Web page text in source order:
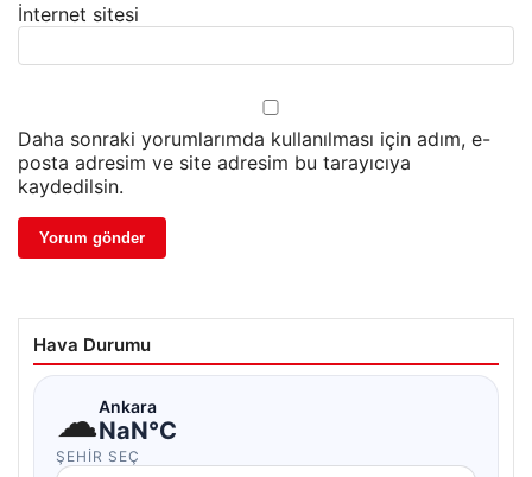
İnternet sitesi
Daha sonraki yorumlarımda kullanılması için adım, e-
posta adresim ve site adresim bu tarayıcıya
kaydedilsin.
Hava Durumu
☁Ankara
NaN°C
ŞEHIR SEÇ